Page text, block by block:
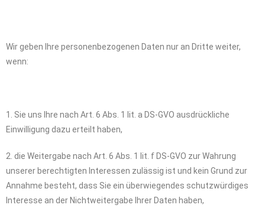
Wir geben Ihre personenbezogenen Daten nur an Dritte weiter,
wenn:
1. Sie uns Ihre nach Art. 6 Abs. 1 lit. a DS-GVO ausdrückliche
Einwilligung dazu erteilt haben,
2. die Weitergabe nach Art. 6 Abs. 1 lit. f DS-GVO zur Wahrung
unserer berechtigten Interessen zulässig ist und kein Grund zur
Annahme besteht, dass Sie ein überwiegendes schutzwürdiges
Interesse an der Nichtweitergabe Ihrer Daten haben,